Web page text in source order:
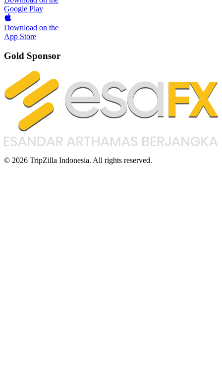
Google Play
Download on the
App Store
Gold Sponsor
© 2026 TripZilla Indonesia. All rights reserved.